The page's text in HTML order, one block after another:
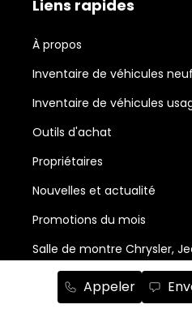
Appeler
Liens rapides
À propos
Inventaire de véhicules
Inventaire de véhicules
Outils d'achat
Propriétaires
Nouvelles et actualité
Promotions du mois
Salle de montre Chrysler,
Abonnement à l'infolettre